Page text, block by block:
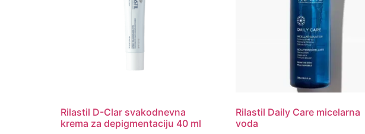
Rilastil D-Clar svakodnevna
krema za depigmentaciju 40 ml
Rilastil Daily Care micelarna
voda